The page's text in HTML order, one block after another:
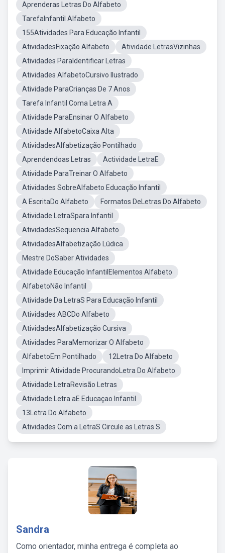
Aprenderas Letras Do Alfabeto
TarefaInfantil Alfabeto
155Atividades Para Educação Infantil
AtividadesFixação Alfabeto
Atividade LetrasVizinhas
Atividades ParaIdentificar Letras
Atividades AlfabetoCursivo Ilustrado
Atividade ParaCrianças De 7 Anos
Tarefa Infantil Coma Letra A
Atividade ParaEnsinar O Alfabeto
Atividade AlfabetoCaixa Alta
AtividadesAlfabetização Pontilhado
Aprendendoas Letras
Actividade LetraE
Atividade ParaTreinar O Alfabeto
Atividades SobreAlfabeto Educação Infantil
A EscritaDo Alfabeto
Formatos DeLetras Do Alfabeto
Atividade LetraSpara Infantil
AtividadesSequencia Alfabeto
AtividadesAlfabetização Lúdica
Mestre DoSaber Atividades
Atividade Educação InfantilElementos Alfabeto
AlfabetoNão Infantil
Atividade Da LetraS Para Educação Infantil
Atividades ABCDo Alfabeto
AtividadesAlfabetização Cursiva
Atividades ParaMemorizar O Alfabeto
AlfabetoEm Pontilhado
12Letra Do Alfabeto
Imprimir Atividade ProcurandoLetra Do Alfabeto
Atividade LetraRevisão Letras
Atividade Letra aE Educaçao Infantil
13Letra Do Alfabeto
Atividades Com a LetraS Circule as Letras S
Sandra
Como orientador, minha entrega é completa ao